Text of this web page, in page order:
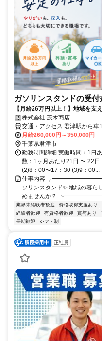
ガソリンスタンドの受
【月給26万円以上！】地域を
株式会社 茂木商店
交通・アクセス 君津駅から車
月給260,000円～350,000円
千葉県君津市
勤務時間詳細 実働時間：1日
数：1ヶ月あたり21日 〜 22
(2)8：00〜17：30 (3)9：00...
仕事内容
ソリンスタンド✨ 地域の暮ら
めませんか？
業界未経験者歓迎 資格取得支援あり
経験者歓迎
有資格者歓迎 賞与あり
長期歓迎
シフト制
正社員